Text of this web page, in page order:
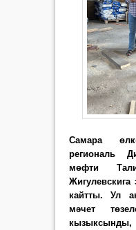
Самара
региональ
мөфти
кайтты. Ул
мәчет